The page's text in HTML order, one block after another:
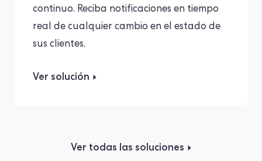
continuo. Reciba notificaciones en tiempo
real de cualquier cambio en el estado de
sus clientes.
Ver solución
Ver todas las soluciones